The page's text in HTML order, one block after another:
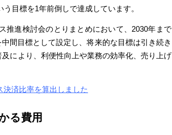
目標を1年前倒しで達成しています。
推進検討会のとりまとめにおいて、2030年まで
間目標として設定し、将来的な目標は引き続き
により、利便性向上や業務の効率化、売り上げ
済比率を算出しました
る費用